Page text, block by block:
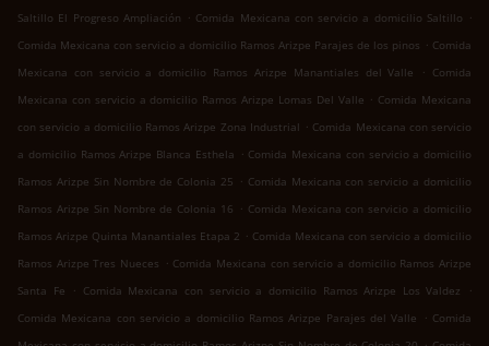
Saltillo El Progreso Ampliación . Comida Mexicana con servicio a domicilio Saltillo .
Comida Mexicana con servicio a domicilio Ramos Arizpe Parajes de los pinos . Comida
Mexicana con servicio a domicilio Ramos Arizpe Manantiales del Valle
. Comida
Mexicana con servicio a domicilio Ramos Arizpe Lomas Del Valle . Comida Mexicana
con servicio a domicilio Ramos Arizpe Zona Industrial . Comida Mexicana con servicio
a domicilio Ramos Arizpe Blanca Esthela . Comida Mexicana con servicio a domicilio
Ramos Arizpe Sin Nombre de Colonia 25 . Comida Mexicana con servicio a domicilio
Ramos Arizpe Sin Nombre de Colonia 16 . Comida Mexicana con servicio a domicilio
Ramos Arizpe Quinta Manantiales Etapa 2 . Comida Mexicana con servicio a domicilio
Ramos Arizpe Tres Nueces . Comida Mexicana con servicio a domicilio Ramos Arizpe
Santa Fe
. Comida Mexicana con servicio a domicilio Ramos Arizpe Los Valdez
.
Comida Mexicana con servicio a domicilio Ramos Arizpe Parajes del Valle
. Comida
.